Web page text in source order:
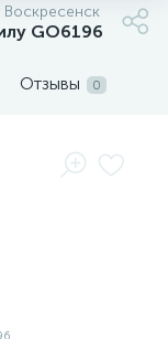
GO6196
Отзывы 0